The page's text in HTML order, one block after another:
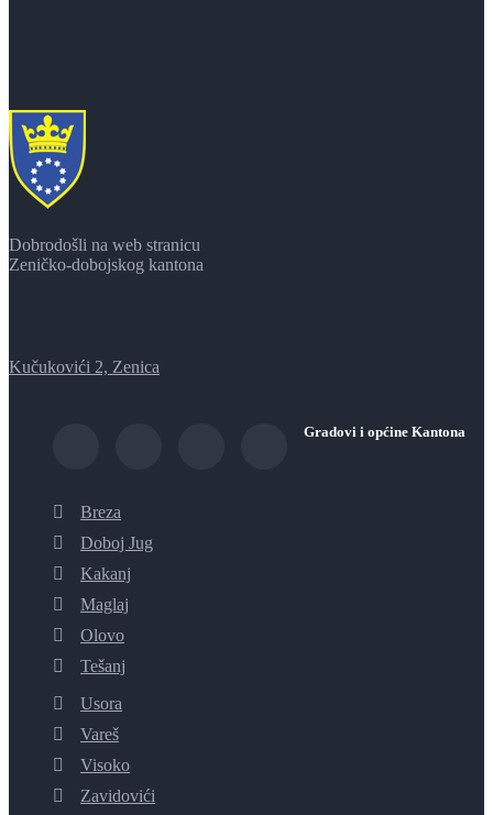
Dobrodošli na web stranicu
Zeničko-dobojskog kantona
Kučukovići 2, Zenica
Gradovi i općine Kantona
Breza
Doboj Jug
Kakanj
Maglaj
Olovo
Tešanj
Usora
Vareš
Visoko
Zavidovići